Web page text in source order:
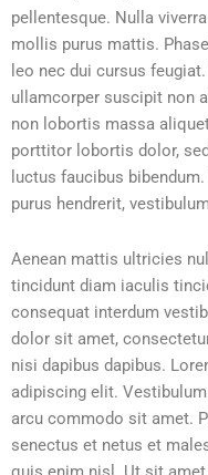
pellentesque. Nulla
mollis purus mattis.
leo nec dui cursus
ullamcorper suscipit non
non lobortis massa
porttitor lobortis dolor,
luctus faucibus
purus hendrerit,
Aenean mattis ultricies
tincidunt diam iaculis
consequat interdum
dolor sit amet,
nisi dapibus dapibus.
adipiscing elit.
arcu commodo sit amet.
senectus et netus et